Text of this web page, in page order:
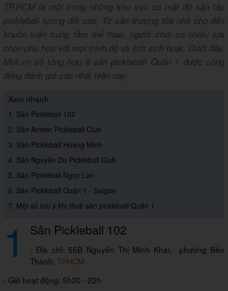
TP.HCM là một trong những khu vực có mật độ sân tập
pickleball tương đối cao. Từ sân thượng tòa nhà cho đến
khuôn viên trung tâm thể thao, người chơi có nhiều lựa
chọn phù hợp với mọi trình độ và lịch sinh hoạt. Dưới đây,
MIA.vn sẽ tổng hợp 6 sân pickleball Quận 1 được cộng
đồng đánh giá cao nhất hiện nay.
Xem nhanh
1. Sân Pickleball 102
2. Sân Amber Pickleball Club
3. Sân Pickleball Hoàng Minh
4. Sân Nguyễn Du Pickleball Club
5. Sân Pickleball Ngọc Lan
6. Sân Pickleball Quận 1 - Saigon
7. Một số lưu ý khi thuê sân pickleball Quận 1
1 Sân Pickleball 102
- Địa chỉ: 55B Nguyễn Thị Minh Khai, phường Bến
Thành, TPHCM
- Giờ hoạt động: 5h30 - 22h